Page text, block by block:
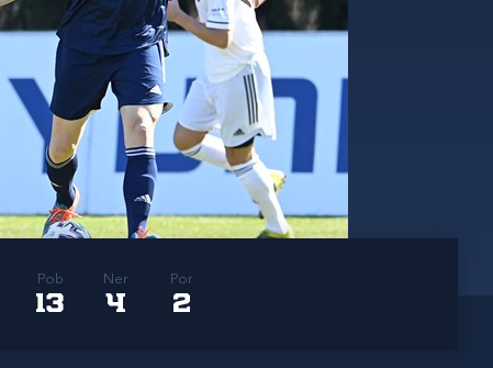
Pob
13
Ner
4
Por
2